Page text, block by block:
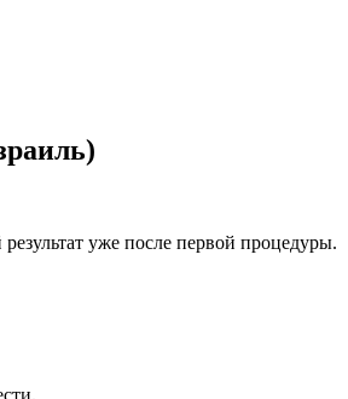
уже после первой процедуры.